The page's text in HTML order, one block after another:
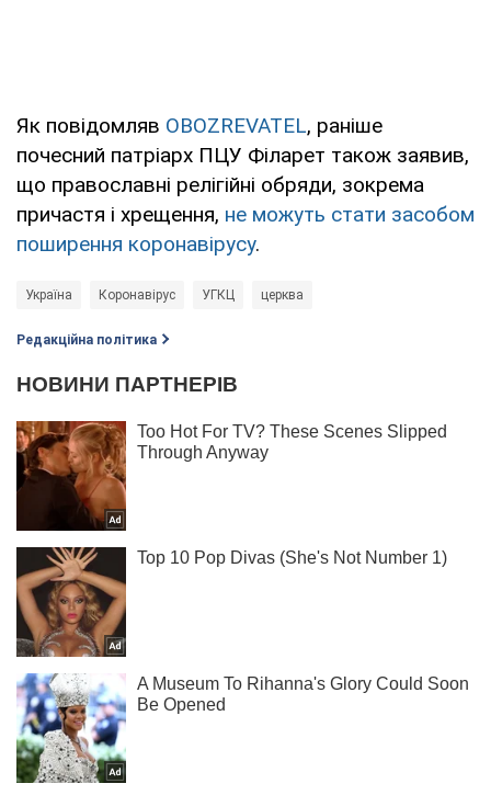
Як повідомляв OBOZREVATEL, раніше
почесний патріарх ПЦУ Філарет також заявив,
що православні релігійні обряди, зокрема
причастя і хрещення, не можуть стати засобом
поширення коронавірусу.
Україна Коронавірус УГКЦ церква
Редакційна політика